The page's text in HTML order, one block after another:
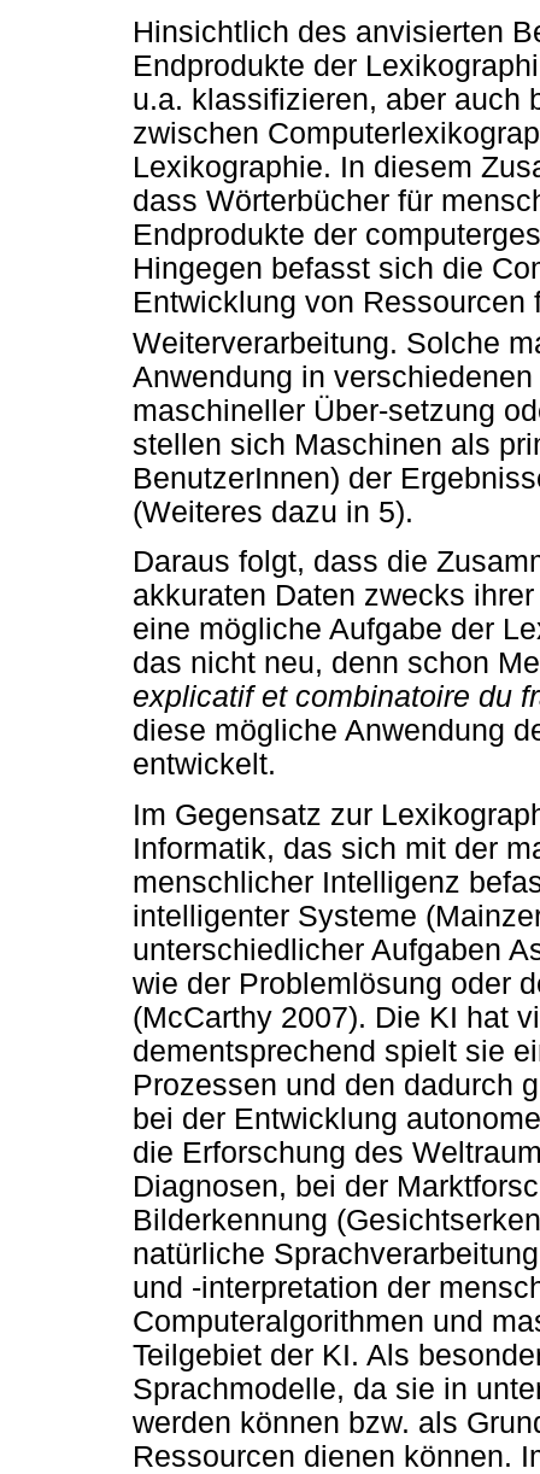
Hinsichtlich des anvisierten
Endprodukte der
u.a. klassifizieren, aber auch
zwischen
Lexikographie. In diesem
dass Wörterbücher für
Endprodukte der
Hingegen befasst sich die
Entwicklung von Ressourcen
Weiterverarbeitung. Solche
Anwendung in
maschineller Über-setzung
stellen sich Maschinen als
BenutzerInnen) der
(Weiteres dazu in 5).
Daraus folgt, dass die
akkuraten Daten zwecks
eine mögliche Aufgabe der
das nicht neu, denn schon
explicatif et combinatoire du
diese mögliche Anwendung
entwickelt.
Im Gegensatz zur
Informatik, das sich mit der
menschlicher Intelligenz
intelligenter Systeme
unterschiedlicher Aufgaben
wie der Problemlösung oder
(McCarthy 2007). Die KI hat
dementsprechend spielt sie
Prozessen und den dadurch
bei der Entwicklung
die Erforschung des
Diagnosen, bei der
Bilderkennung
natürliche
und -interpretation der
Computeralgorithmen und
Teilgebiet der KI. Als
Sprachmodelle, da sie in
werden können bzw. als
Ressourcen dienen können.